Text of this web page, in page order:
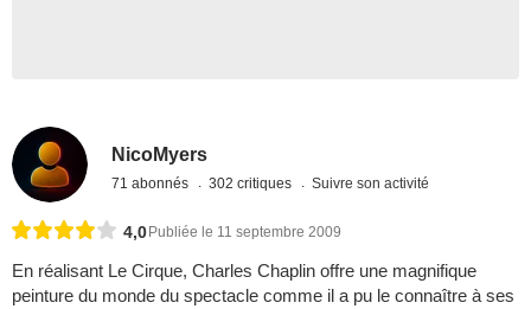
NicoMyers
71 abonnés 302 critiques Suivre son activité
4,0 Publiée le 11 septembre 2009
En réalisant Le Cirque, Charles Chaplin offre une magnifique
peinture du monde du spectacle comme il a pu le connaître à ses